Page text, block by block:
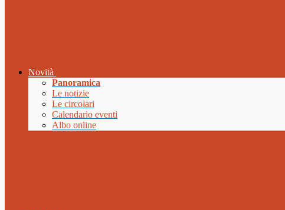
Novità
Panoramica
Le notizie
Le circolari
Calendario eventi
Albo online